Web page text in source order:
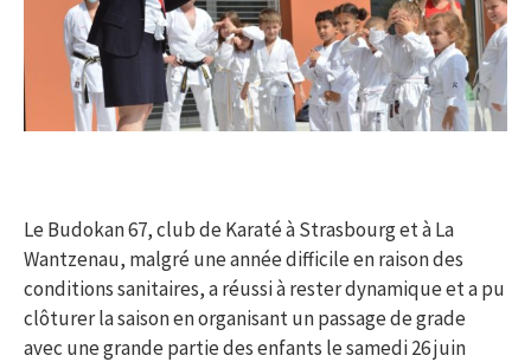
Le Budokan 67, club de Karaté à Strasbourg et à La
Wantzenau, malgré une année difficile en raison des
conditions sanitaires, a réussi à rester dynamique et a pu
clôturer la saison en organisant un passage de grade
avec une grande partie des enfants le samedi 26 juin